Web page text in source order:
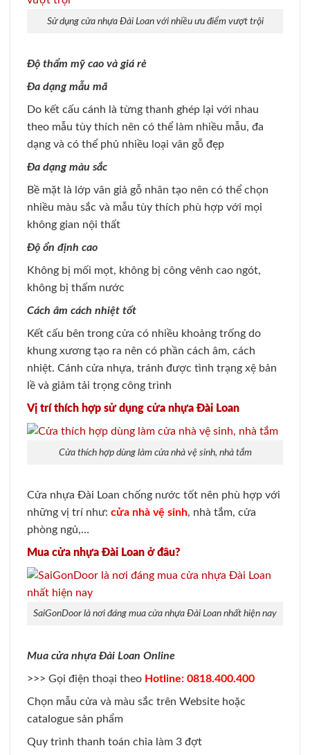
Sử dụng cửa nhựa Đài Loan với nhiều ưu điểm vượt trội
Độ thẩm mỹ cao và giá rẻ
Đa dạng mẫu mã
Do kết cấu cánh là từng thanh ghép lại với nhau
theo mẫu tùy thích nên có thể làm nhiều mẫu, đa
dạng và có thể phủ nhiều loại vân gỗ đẹp
Đa dạng màu sắc
Bề mặt là lớp vân giả gỗ nhân tạo nên có thể chọn
nhiều màu sắc và mẫu tùy thích phù hợp với mọi
không gian nội thất
Độ ổn định cao
Không bị mối mọt, không bị công vênh cao ngót,
không bị thấm nước
Cách âm cách nhiệt tốt
Kết cấu bên trong cửa có nhiều khoảng trống do
khung xương tạo ra nên có phần cách âm, cách
nhiệt. Cánh cửa nhựa, tránh được tình trạng xệ bản
lề và giảm tải trọng công trình
Vị trí thích hợp sử dụng cửa nhựa Đài Loan
Cửa thích hợp dùng làm cửa nhà vệ sinh, nhà tắm
Cửa nhựa Đài Loan chống nước tốt nên phù hợp với
những vị trí như: cửa nhà vệ sinh, nhà tắm, cửa
phòng ngủ,…
Mua cửa nhựa Đài Loan ở đâu?
SaiGonDoor là nơi đáng mua cửa nhựa Đài Loan nhất hiện nay
Mua cửa nhựa Đài Loan Online
>>> Gọi điện thoại theo Hotline: 0818.400.400
Chọn mẫu cửa và màu sắc trên Website hoặc
catalogue sản phẩm
Quy trình thanh toán chia làm 3 đợt